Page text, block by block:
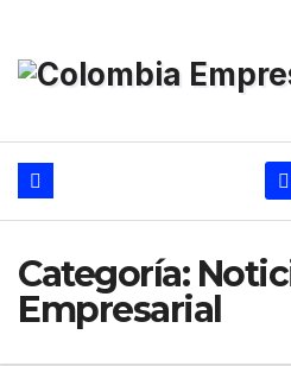
contenido
Categoría:
Empresarial